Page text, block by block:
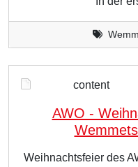
content
AWO -
Weihnachtsfeier des